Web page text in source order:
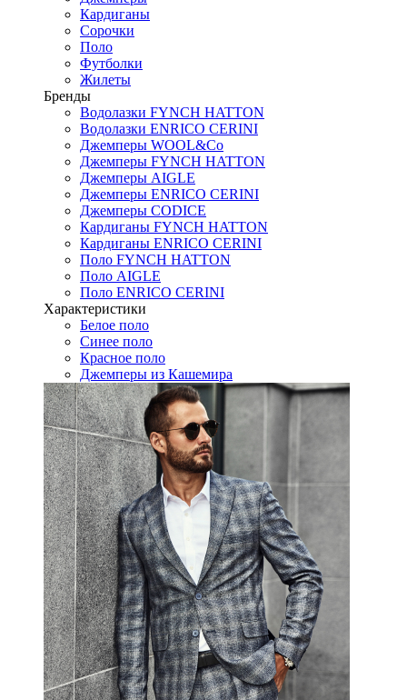
Кардиганы
Сорочки
Поло
Футболки
Жилеты
Бренды
Водолазки FYNCH HATTON
Водолазки ENRICO CERINI
Джемперы WOOL&Co
Джемперы FYNCH HATTON
Джемперы AIGLE
Джемперы ENRICO CERINI
Джемперы CODICE
Кардиганы FYNCH HATTON
Кардиганы ENRICO CERINI
Поло FYNCH HATTON
Поло AIGLE
Поло ENRICO CERINI
Характеристики
Белое поло
Синее поло
Красное поло
Джемперы из Кашемира